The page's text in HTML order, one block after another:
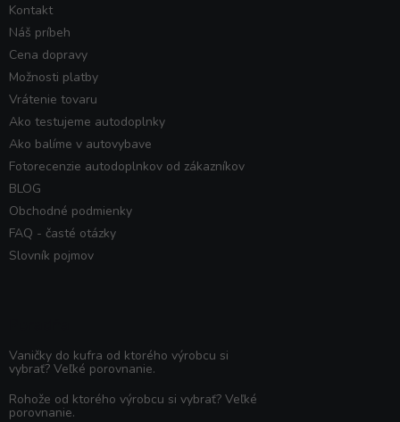
Kontakt
Náš príbeh
Cena dopravy
Možnosti platby
Vrátenie tovaru
Ako testujeme autodoplnky
Ako balíme v autovybave
Fotorecenzie autodoplnkov od zákazníkov
BLOG
Obchodné podmienky
FAQ - časté otázky
Slovník pojmov
Vaničky do kufra od ktorého výrobcu si
vybrať? Veľké porovnanie.
Rohože od ktorého výrobcu si vybrať? Veľké
porovnanie.